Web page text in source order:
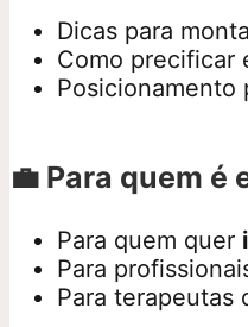
Dicas para
Como precificar
Posicionamento
💼 Para quem é
Para quem quer
Para
Para terapeutas